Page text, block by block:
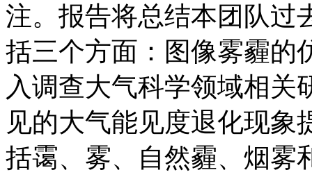
注。报告将总结本团队过
括三个方面：图像雾霾的
入调查大气科学领域相关
见的大气能见度退化现象
括霭、雾、自然霾、烟雾